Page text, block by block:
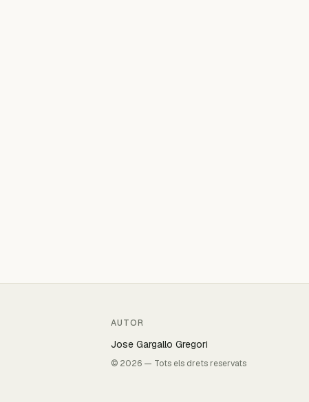
AUTOR
Jose Gargallo Gregori
© 2026 — Tots els drets reservats